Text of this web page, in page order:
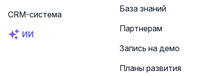
CRM-система
ИИ
База знаний
Партнерам
Запись на демо
Планы развития